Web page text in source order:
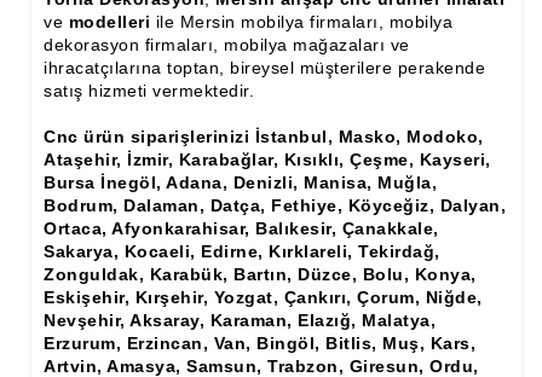
Ham Ahşap Şifonyer İmalatı Modelleri
Ham Ahşap Kitaplık İmalatı, Modelleri
Ham Ahşap Gümüşlük, Kaşıklık İmalatı, Modelleri
Ham Ahşap Koltuk İmalatı, Modelleri
Ham Ahşap Josefin Koltuk İskelet İmalatı, Modelleri
Ham Ahşap Ayna Çerçeve İmalatı, Modelleri
Ham Ahşap Dekoratif Ürün İmalatı, Modelleri
ve modelleri ile Mersin mobilya firmaları, mobilya
dekorasyon firmaları, mobilya mağazaları ve
ihracatçılarına toptan, bireysel müşterilere perakende
satış hizmeti vermektedir.
Cnc ürün siparişlerinizi İstanbul, Masko, Modoko,
Ataşehir, İzmir, Karabağlar, Kısıklı, Çeşme, Kayseri,
Bursa İnegöl, Adana, Denizli, Manisa, Muğla,
Bodrum, Dalaman, Datça, Fethiye, Köyceğiz, Dalyan,
Ortaca, Afyonkarahisar, Balıkesir, Çanakkale,
Sakarya, Kocaeli, Edirne, Kırklareli, Tekirdağ,
Zonguldak, Karabük, Bartın, Düzce, Bolu, Konya,
Eskişehir, Kırşehir, Yozgat, Çankırı, Çorum, Niğde,
Nevşehir, Aksaray, Karaman, Elazığ, Malatya,
Erzurum, Erzincan, Van, Bingöl, Bitlis, Muş, Kars,
Artvin, Amasya, Samsun, Trabzon, Giresun, Ordu,